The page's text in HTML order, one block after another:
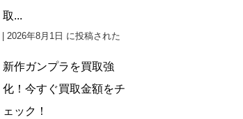
取...
2026年8月1日 に投稿された
新作ガンプラを買取強
化！今すぐ買取金額をチ
ェック！